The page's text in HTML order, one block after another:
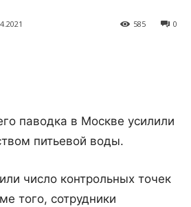
0
585
паводка в Москве усилили
питьевой воды.
число контрольных точек
того, сотрудники